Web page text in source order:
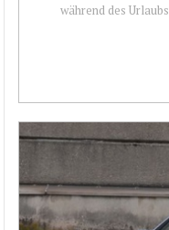
während des